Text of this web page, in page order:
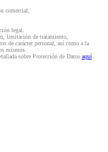
comercial,
legal.
limitación de tratamiento,
de carácter personal, así como a la
mismos.
sobre Protección de Datos aquí.